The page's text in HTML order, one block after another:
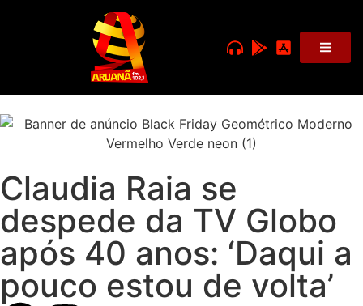
Claudia Raia se
despede da TV Globo
após 40 anos: ‘Daqui a
pouco estou de volta’